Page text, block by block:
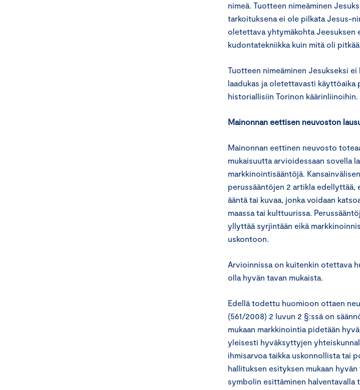
nimeä. Tuotteen nimeäminen
tarkoituksena ei ole pilkata Jesus-
oletettava yhtymäkohta Jeesuksen
kudontatekniikka kuin mitä oli
Tuotteen nimeäminen Jesukseksi
laadukas ja oletettavasti
historiallisiin Torinon
Mainonnan eettisen neuvoston
Mainonnan eettinen neuvosto
mukaisuutta arvioidessaan sovella
markkinointisääntöjä.
perussääntöjen 2 artikla edellyttää,
ääntä tai kuvaa, jonka voidaan
maassa tai kulttuurissa.
yllyttää syrjintään eikä
uskontoon.
Arvioinnissa on kuitenkin otettava
olla hyvän tavan mukaista.
Edellä todettu huomioon ottaen
(561/2008) 2 luvun 2 §:ssä on
mukaan markkinointia pidetään
yleisesti hyväksyttyjen
ihmisarvoa taikka uskonnollista tai
hallituksen esityksen mukaan
symbolin esittäminen halventavalla